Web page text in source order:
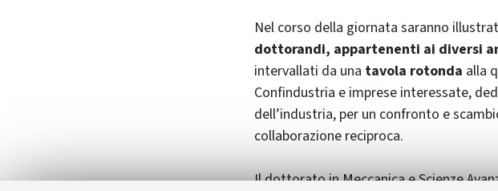
Nel corso della giornata saranno
dottorandi, appartenenti ai diversi
intervallati da una tavola rotonda alla
Confindustria e imprese interessate,
dell’industria, per un confronto e
collaborazione reciproca.
Il dottorato in Meccanica e Scienze